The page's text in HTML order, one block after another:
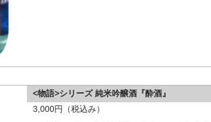
<物語>シリーズ 純米吟醸酒『酔酒』
3,000円（税込み）